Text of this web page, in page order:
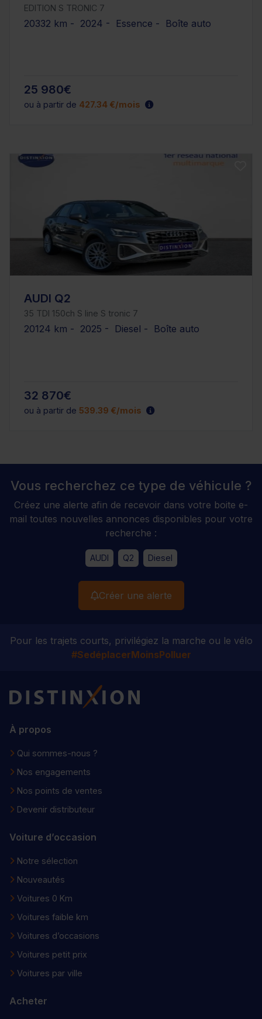
EDITION S TRONIC 7
20332 km - 2024 - Essence - Boîte auto
25 980€
ou à partir de 427.34 €/mois
AUDI Q2
35 TDI 150ch S line S tronic 7
20124 km - 2025 - Diesel - Boîte auto
32 870€
ou à partir de 539.39 €/mois
Vous recherchez ce type de véhicule ?
Créez une alerte afin de recevoir dans votre boite e-
mail toutes nouvelles annonces disponibles pour votre
recherche :
AUDI Q2 Diesel
Créer une alerte
Pour les trajets courts, privilégiez la marche ou le vélo
#SedéplacerMoinsPolluer
Distinxion
À propos
Qui sommes-nous ?
Nos engagements
Nos points de ventes
Devenir distributeur
Voiture d’occasion
Notre sélection
Nouveautés
Voitures 0 Km
Voitures faible km
Voitures d’occasions
Voitures petit prix
Voitures par ville
Acheter